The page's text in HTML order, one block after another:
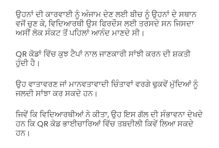
ਉਹਨਾਂ ਦੀ ਕਾਰਵਾਈ ਨੂੰ ਅੰਜਾਮ ਦੇਣ ਲਈ ਬੀਚ ਨੂੰ ਉਹਨਾਂ ਦੇ ਸਥਾਨ
ਵਜੋਂ ਚੁਣ ਕੇ, ਵਿਦਿਆਰਥੀ ਉਸ ਫਿਰਦੌਸ ਲਈ ਤਰਸਦੇ ਸਨ ਜਿਸਦਾ
ਅਸੀਂ ਲੋਕ ਸੰਕਟ ਤੋਂ ਪਹਿਲਾਂ ਆਨੰਦ ਮਾਣਦੇ ਸੀ।
QR ਕੋਡਾਂ ਵਿੱਚ ਕੁਝ ਟੈਪਾਂ ਨਾਲ ਜਾਣਕਾਰੀ ਸਾਂਝੀ ਕਰਨ ਦੀ ਸ਼ਕਤੀ
ਹੁੰਦੀ ਹੈ।
ਉਹ ਵਾਤਾਵਰਣ ਜਾਂ ਮਾਨਵਤਾਵਾਦੀ ਚਿੰਤਾਵਾਂ ਵਰਗੇ ਢੁਕਵੇਂ ਮੁੱਦਿਆਂ ਨੂੰ
ਜਲਦੀ ਸਾਂਝਾ ਕਰ ਸਕਦੇ ਹਨ।
ਜਿਵੇਂ ਕਿ ਵਿਦਿਆਰਥੀਆਂ ਨੇ ਕੀਤਾ, ਉਹ ਇਸ ਗੱਲ ਦੀ ਸੰਭਾਵਨਾ ਦੇਖਦੇ
ਹਨ ਕਿ QR ਕੋਡ ਭਾਈਚਾਰਿਆਂ ਵਿੱਚ ਤਬਦੀਲੀ ਕਿਵੇਂ ਲਿਆ ਸਕਦੇ
ਹਨ।